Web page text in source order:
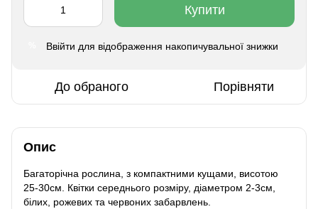
Купити
Ввійти для відображення накопичувальної знижки
До обраного Порівняти
Опис
Багаторічна рослина, з компактними кущами, висотою
25-30см. Квітки середнього розміру, діаметром 2-3см,
білих, рожевих та червоних забарвлень.